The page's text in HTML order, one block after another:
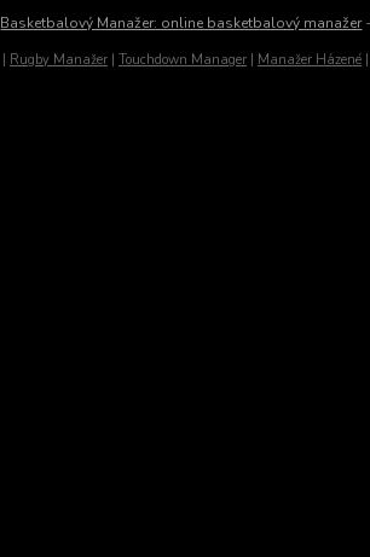
Basketbalový Manažer: online basketbalový manažer
Rugby Manažer Touchdown Manager Manažer Házené